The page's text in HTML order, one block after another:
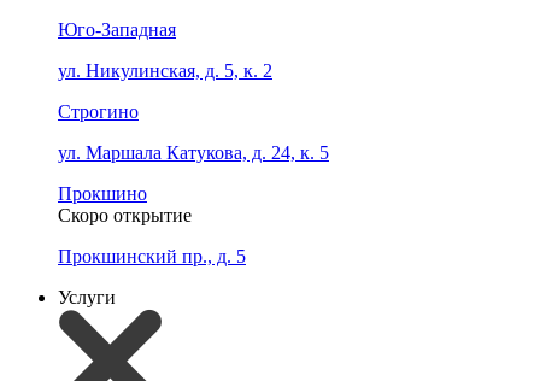
Юго-Западная
ул. Никулинская, д. 5, к. 2
Строгино
ул. Маршала Катукова, д. 24, к. 5
Прокшино
Скоро открытие
Прокшинский пр., д. 5
Услуги